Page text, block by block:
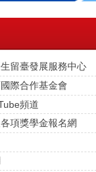
留臺發展服務中心
際合作基金會
頻道
項獎學金報名網